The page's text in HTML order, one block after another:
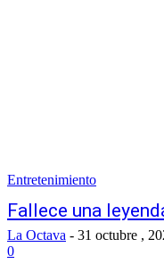
Entretenimiento
Fallece una
La Octava - 31 octubre ,
0